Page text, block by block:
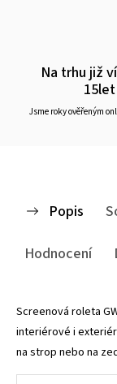
Na trhu již
15let
Jsme roky ověřeným
Popis
Hodnocení
Screenová roleta
interiérové i
na strop nebo na